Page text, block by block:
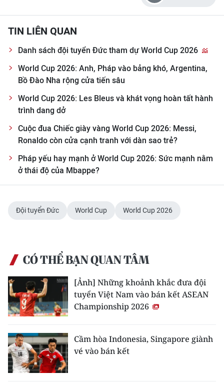
TIN LIÊN QUAN
Danh sách đội tuyển Đức tham dự World Cup 2026
World Cup 2026: Anh, Pháp vào bảng khó, Argentina,
Bồ Đào Nha rộng cửa tiến sâu
World Cup 2026: Les Bleus và khát vọng hoàn tất hành
trình dang dở
Cuộc đua Chiếc giày vàng World Cup 2026: Messi,
Ronaldo còn cửa cạnh tranh với dàn sao trẻ?
Pháp yếu hay mạnh ở World Cup 2026: Sức mạnh nằm
ở thái độ của Mbappe?
Đội tuyển Đức World Cup World Cup 2026
CÓ THỂ BẠN QUAN TÂM
[Ảnh] Những khoảnh khắc đưa đội
tuyển Việt Nam vào bán kết ASEAN
Championship 2026
Cầm hòa Indonesia, Singapore giành
vé vào bán kết